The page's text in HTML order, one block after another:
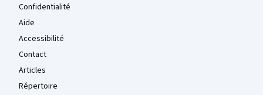
Confidentialité
Aide
Accessibilité
Contact
Articles
Répertoire